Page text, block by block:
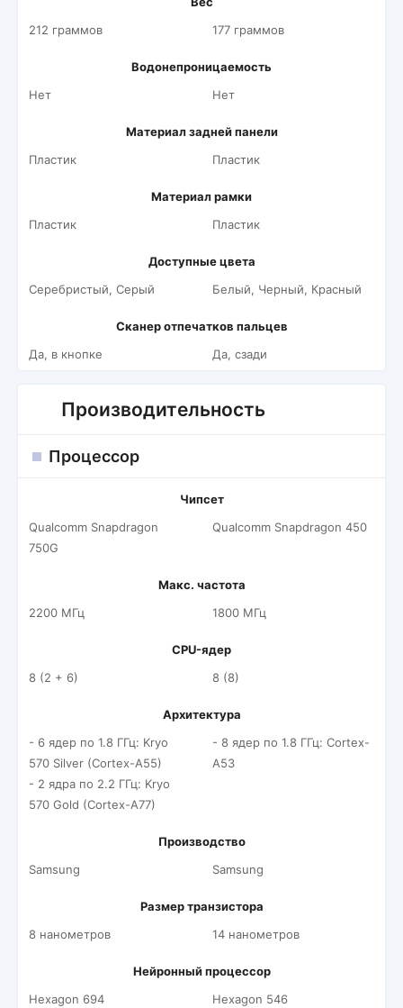
212 граммов
177 граммов
Водонепроницаемость
Нет
Нет
Материал задней панели
Пластик
Пластик
Материал рамки
Пластик
Пластик
Доступные цвета
Серебристый, Серый
Белый, Черный, Красный
Сканер отпечатков пальцев
Да, в кнопке
Да, сзади
Производительность
Процессор
Чипсет
Qualcomm Snapdragon
750G
Qualcomm Snapdragon 450
Макс. частота
2200 МГц
1800 МГц
CPU-ядер
8 (2 + 6)
8 (8)
Архитектура
- 6 ядер по 1.8 ГГц: Kryo
570 Silver (Cortex-A55)
- 2 ядра по 2.2 ГГц: Kryo
570 Gold (Cortex-A77)
- 8 ядер по 1.8 ГГц: Cortex-
A53
Производство
Samsung
Samsung
Размер транзистора
8 нанометров
14 нанометров
Нейронный процессор
Hexagon 694
Hexagon 546